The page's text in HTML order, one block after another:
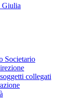
Giulia
Societario
collegati